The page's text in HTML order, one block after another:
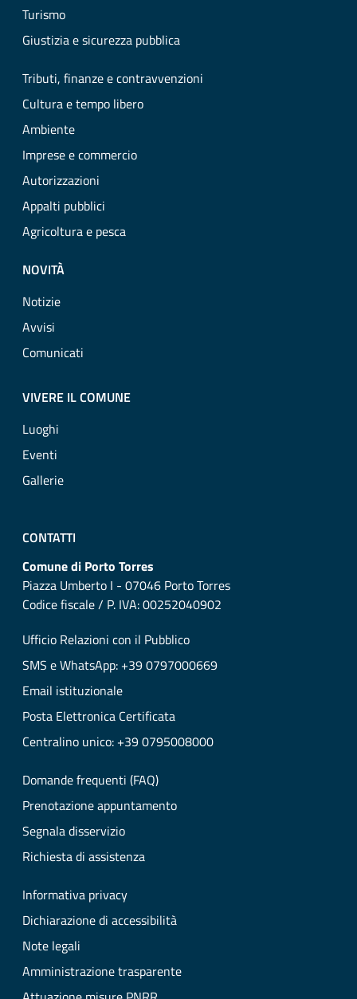
Turismo
Giustizia e sicurezza pubblica
Tributi, finanze e contravvenzioni
Cultura e tempo libero
Ambiente
Imprese e commercio
Autorizzazioni
Appalti pubblici
Agricoltura e pesca
NOVITÀ
Notizie
Avvisi
Comunicati
VIVERE IL COMUNE
Luoghi
Eventi
Gallerie
CONTATTI
Comune di Porto Torres
Piazza Umberto I - 07046 Porto Torres
Codice fiscale / P. IVA: 00252040902
Ufficio Relazioni con il Pubblico
SMS e WhatsApp: +39 0797000669
Email istituzionale
Posta Elettronica Certificata
Centralino unico: +39 0795008000
Domande frequenti (FAQ)
Prenotazione appuntamento
Segnala disservizio
Richiesta di assistenza
Informativa privacy
Dichiarazione di accessibilità
Note legali
Amministrazione trasparente